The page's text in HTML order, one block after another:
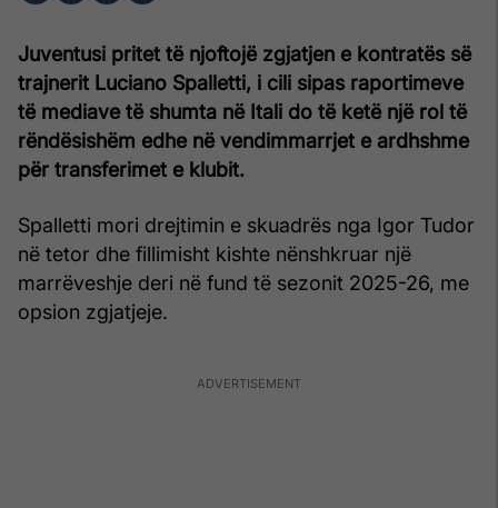
Juventusi pritet të njoftojë zgjatjen e kontratës së
trajnerit Luciano Spalletti, i cili sipas raportimeve
të mediave të shumta në Itali do të ketë një rol të
rëndësishëm edhe në vendimmarrjet e ardhshme
për transferimet e klubit.
Spalletti mori drejtimin e skuadrës nga Igor Tudor
në tetor dhe fillimisht kishte nënshkruar një
marrëveshje deri në fund të sezonit 2025-26, me
opsion zgjatjeje.